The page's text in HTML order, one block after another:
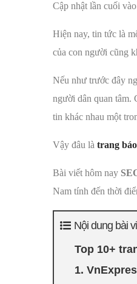
Cập nhật lần cuối
Hiện nay, tin tức là
của con người cũng
Nếu như trước đây
người dân quan tâm.
tin khác nhau một
Vậy đâu là trang
Bài viết hôm nay
Nam tính đến thời
Nội dung bài
Top 10+
1.